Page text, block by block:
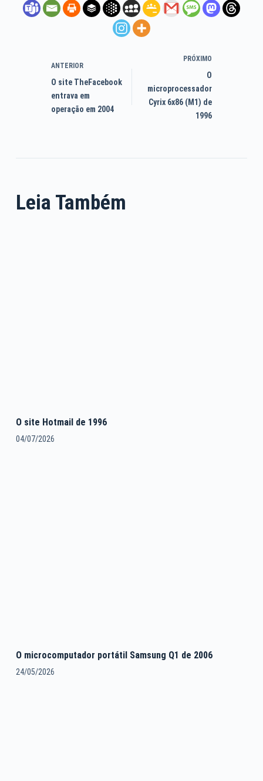
ANTERIOR
O site TheFacebook
entrava em
operação em 2004
PRÓXIMO
O
microprocessador
Cyrix 6x86 (M1) de
1996
Leia Também
O site Hotmail de 1996
04/07/2026
O microcomputador portátil Samsung Q1 de 2006
24/05/2026